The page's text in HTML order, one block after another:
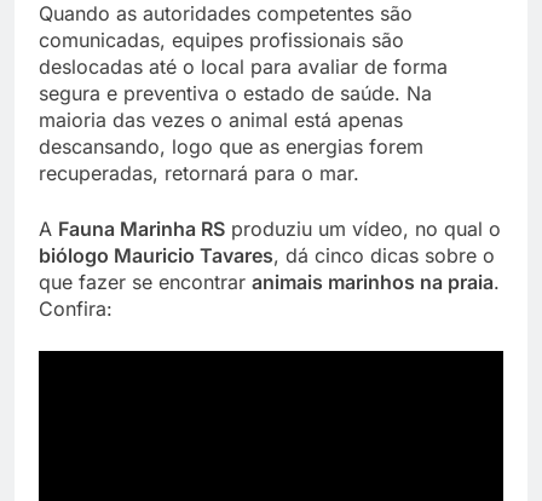
Quando as autoridades competentes são
comunicadas, equipes profissionais são
deslocadas até o local para avaliar de forma
segura e preventiva o estado de saúde. Na
maioria das vezes o animal está apenas
descansando, logo que as energias forem
recuperadas, retornará para o mar.
A Fauna Marinha RS produziu um vídeo, no qual o
biólogo Mauricio Tavares, dá cinco dicas sobre o
que fazer se encontrar animais marinhos na praia.
Confira: